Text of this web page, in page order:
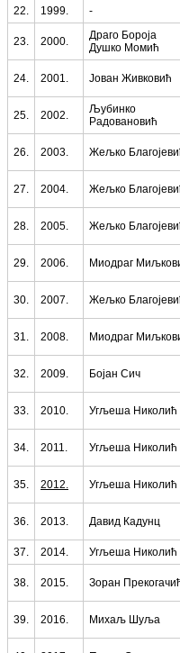
22. 1999. -
23. 2000.
Драго Бороја
Душко Момић
24. 2001. Јован Живковић
25. 2002.
Љубинко
Радовановић
26. 2003. Жељко
27. 2004. Жељко
28. 2005. Жељко
29. 2006. Миодраг
30. 2007. Жељко
31. 2008. Миодраг
32. 2009. Бојан Сич
33. 2010. Угљеша Николић
34. 2011. Угљеша Николић
35. 2012. Угљеша Николић
36. 2013. Давид Кадунц
37. 2014. Угљеша Николић
38. 2015. Зоран
39. 2016. Михаљ Шуља